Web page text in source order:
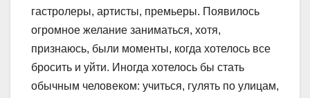
гастролеры, артисты, премьеры. Появилось
огромное желание заниматься, хотя,
признаюсь, были моменты, когда хотелось все
бросить и уйти. Иногда хотелось бы стать
обычным человеком: учиться, гулять по улицам,